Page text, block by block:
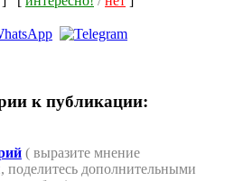
к публикации:
( выразите мнение
поделитесь дополнительными